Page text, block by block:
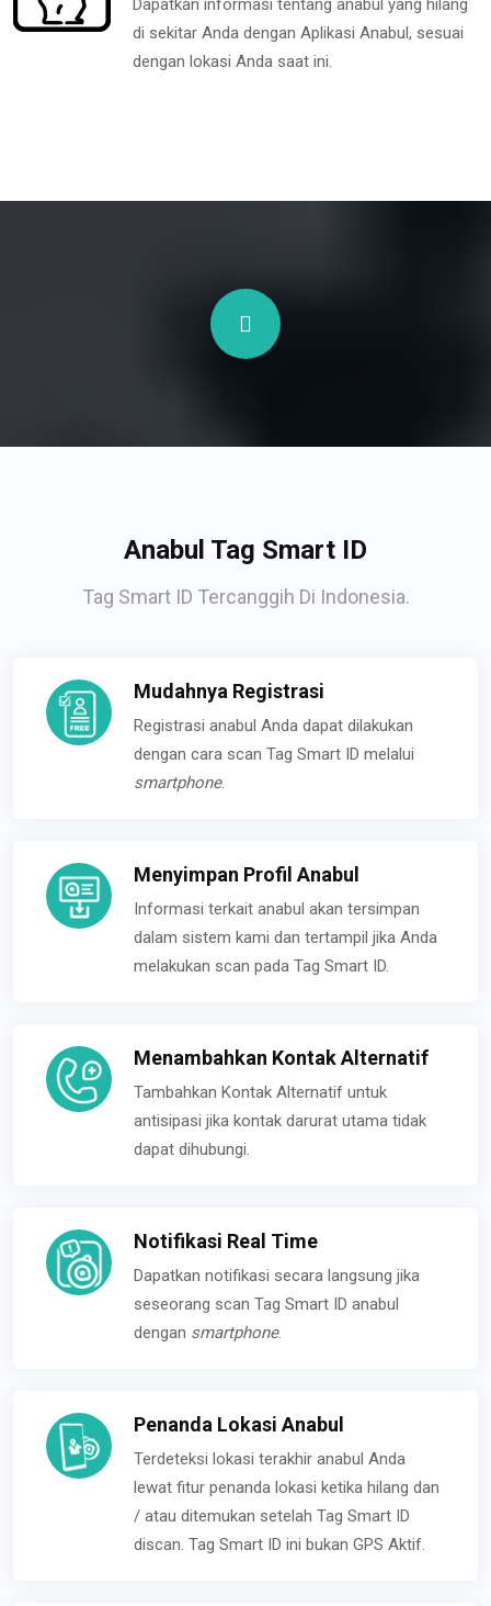
Dapatkan informasi tentang anabul yang hilang
di sekitar Anda dengan Aplikasi Anabul, sesuai
dengan lokasi Anda saat ini.
Anabul Tag Smart ID
Tag Smart ID Tercanggih Di Indonesia.
Mudahnya Registrasi
Registrasi anabul Anda dapat dilakukan
dengan cara scan Tag Smart ID melalui
smartphone.
Menyimpan Profil Anabul
Informasi terkait anabul akan tersimpan
dalam sistem kami dan tertampil jika Anda
melakukan scan pada Tag Smart ID.
Menambahkan Kontak Alternatif
Tambahkan Kontak Alternatif untuk
antisipasi jika kontak darurat utama tidak
dapat dihubungi.
Notifikasi Real Time
Dapatkan notifikasi secara langsung jika
seseorang scan Tag Smart ID anabul
dengan smartphone.
Penanda Lokasi Anabul
Terdeteksi lokasi terakhir anabul Anda
lewat fitur penanda lokasi ketika hilang dan
/ atau ditemukan setelah Tag Smart ID
discan. Tag Smart ID ini bukan GPS Aktif.